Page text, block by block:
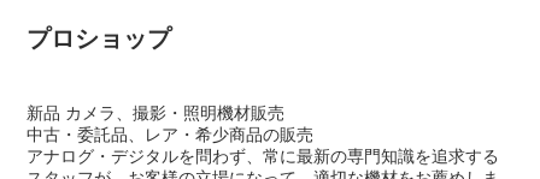
プロショップ
新品 カメラ、撮影・照明機材販売
中古・委託品、レア・希少商品の販売
アナログ・デジタルを問わず、常に最新の専門知識を追求する